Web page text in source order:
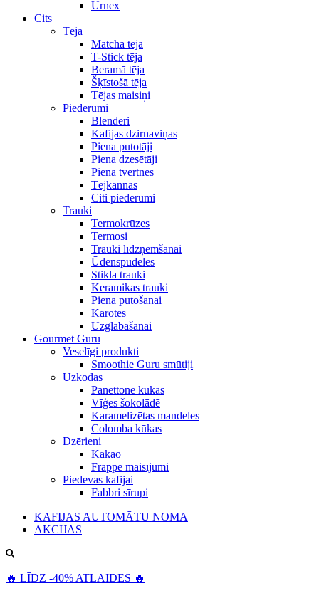
Urnex
Cits
Tēja
Matcha tēja
T-Stick tēja
Beramā tēja
Šķīstošā tēja
Tējas maisiņi
Piederumi
Blenderi
Kafijas dzirnaviņas
Piena putotāji
Piena dzesētāji
Piena tvertnes
Tējkannas
Citi piederumi
Trauki
Termokrūzes
Termosi
Trauki līdzņemšanai
Ūdenspudeles
Stikla trauki
Keramikas trauki
Piena putošanai
Karotes
Uzglabāšanai
Gourmet Guru
Veselīgi produkti
Smoothie Guru smūtiji
Uzkodas
Panettone kūkas
Vīģes šokolādē
Karamelizētas mandeles
Colomba kūkas
Dzērieni
Kakao
Frappe maisījumi
Piedevas kafijai
Fabbri sīrupi
KAFIJAS AUTOMĀTU NOMA
AKCIJAS
🔥 LĪDZ -40% ATLAIDES 🔥